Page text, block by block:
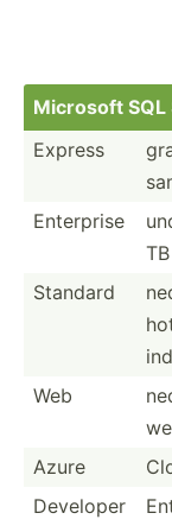
Microsoft
Express
Enterprise
Standard
Web
Azure
Developer